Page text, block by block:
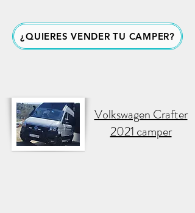
¿QUIERES VENDER TU CAMPER?
Volkswagen Crafter
2021 camper